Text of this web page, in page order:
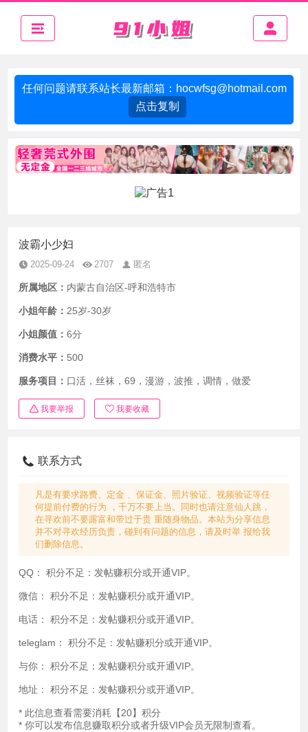
任何问题请联系站长最新邮箱： hocwfsg@hotmail.com
点击复制
波霸小少妇
2025-09-24 2707 匿名
所属地区： 内蒙古自治区-呼和浩特市
小姐年龄： 25岁-30岁
小姐颜值： 6分
消费水平： 500
服务项目： 口活，丝袜，69，漫游，波推，调情，做爱
我要举报 我要收藏
联系方式
凡是有要求路费、定金 、保证金、照片验证、视频验证等任
何提前付费的行为 ，千万不要上当。同时也请注意仙人跳，
在寻欢前不要露富和带过于贵 重随身物品。本站为分享信息
并不对寻欢经历负责，碰到有问题的信息，请及时举 报给我
们删除信息。
QQ： 积分不足：发帖赚积分或开通VIP。
微信： 积分不足：发帖赚积分或开通VIP。
电话： 积分不足：发帖赚积分或开通VIP。
teleglam： 积分不足：发帖赚积分或开通VIP。
与你： 积分不足：发帖赚积分或开通VIP。
地址： 积分不足：发帖赚积分或开通VIP。
* 此信息查看需要消耗【20】积分
* 你可以发布信息赚取积分或者升级VIP会员无限制查看。